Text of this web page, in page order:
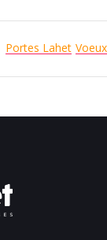
Portes Lahet